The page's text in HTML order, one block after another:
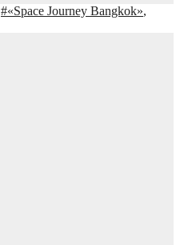
#«Space Journey Bangkok»,